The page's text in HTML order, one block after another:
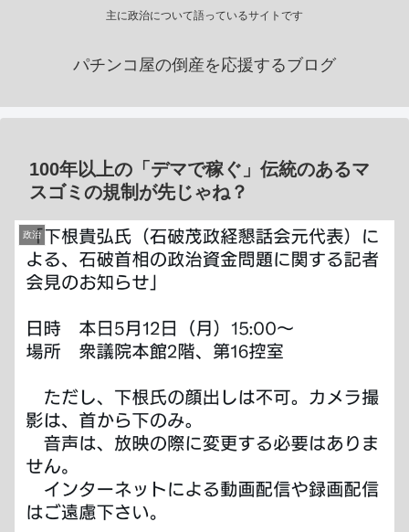
主に政治について語っているサイトです
パチンコ屋の倒産を応援するブログ
100年以上の「デマで稼ぐ」伝統のあるマ
スゴミの規制が先じゃね？
政治